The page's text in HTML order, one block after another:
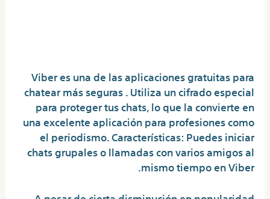
Viber es una de las aplicaciones gratuitas para
chatear más seguras . Utiliza un cifrado especial
para proteger tus chats, lo que la convierte en
una excelente aplicación para profesiones como
el periodismo. Características: Puedes iniciar
chats grupales o llamadas con varios amigos al
mismo tiempo en Viber.